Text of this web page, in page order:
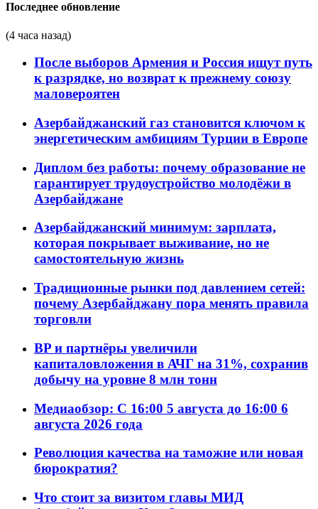
Последнее обновление
(4 часа назад)
После выборов Армения и Россия ищут путь
к разрядке, но возврат к прежнему союзу
маловероятен
Азербайджанский газ становится ключом к
энергетическим амбициям Турции в Европе
Диплом без работы: почему образование не
гарантирует трудоустройство молодёжи в
Азербайджане
Азербайджанский минимум: зарплата,
которая покрывает выживание, но не
самостоятельную жизнь
Традиционные рынки под давлением сетей:
почему Азербайджану пора менять правила
торговли
BP и партнёры увеличили
капиталовложения в АЧГ на 31%, сохранив
добычу на уровне 8 млн тонн
Медиаобзор: С 16:00 5 августа до 16:00 6
августа 2026 года
Революция качества на таможне или новая
бюрократия?
Что стоит за визитом главы МИД